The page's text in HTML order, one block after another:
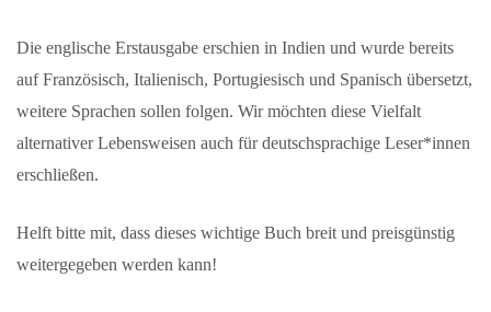
Die englische Erstausgabe erschien in Indien und wurde bereits
auf Französisch, Italienisch, Portugiesisch und Spanisch übersetzt,
weitere Sprachen sollen folgen. Wir möchten diese Vielfalt
alternativer Lebensweisen auch für deutschsprachige Leser*innen
erschließen.
Helft bitte mit, dass dieses wichtige Buch breit und preisgünstig
weitergegeben werden kann!